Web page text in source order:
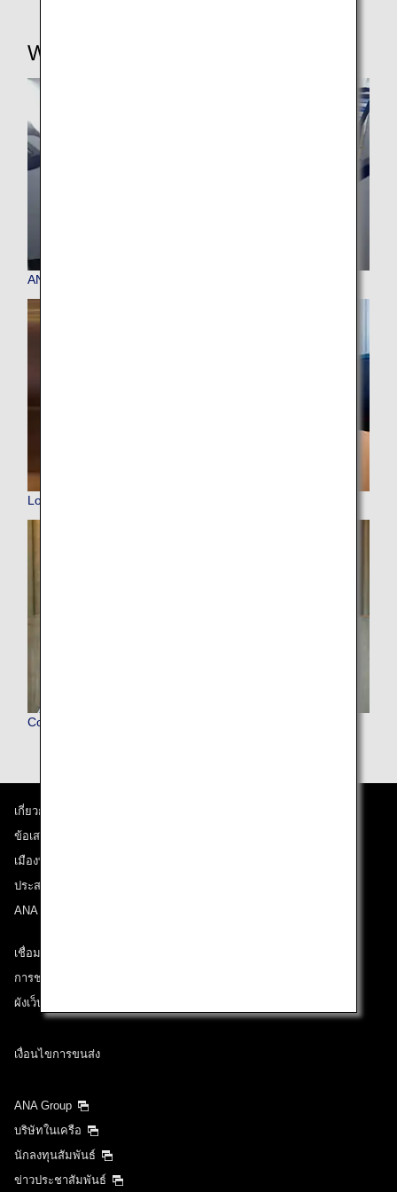
Ways to Use Your Upgrade Points
ANA Upgrade Seat Awards
Lounge Access
Convert ANA Upgrade Points to ANA SKY COINS
เกี่ยวกับ ANA
ข้อเสนอและประกาศ
เมืองที่เราเดินทางไป
ประสบการณ์ ANA
ANA Mileage Club
เชื่อมต่อกับ ANA
การช่วยเหลือด้านเทคนิค (ความสามารถในการเข้าถึง)
ผังเว็บไซต์
เงื่อนไขการขนส่ง
ANA Group
บริษัทในเครือ
นักลงทุนสัมพันธ์
ข่าวประชาสัมพันธ์